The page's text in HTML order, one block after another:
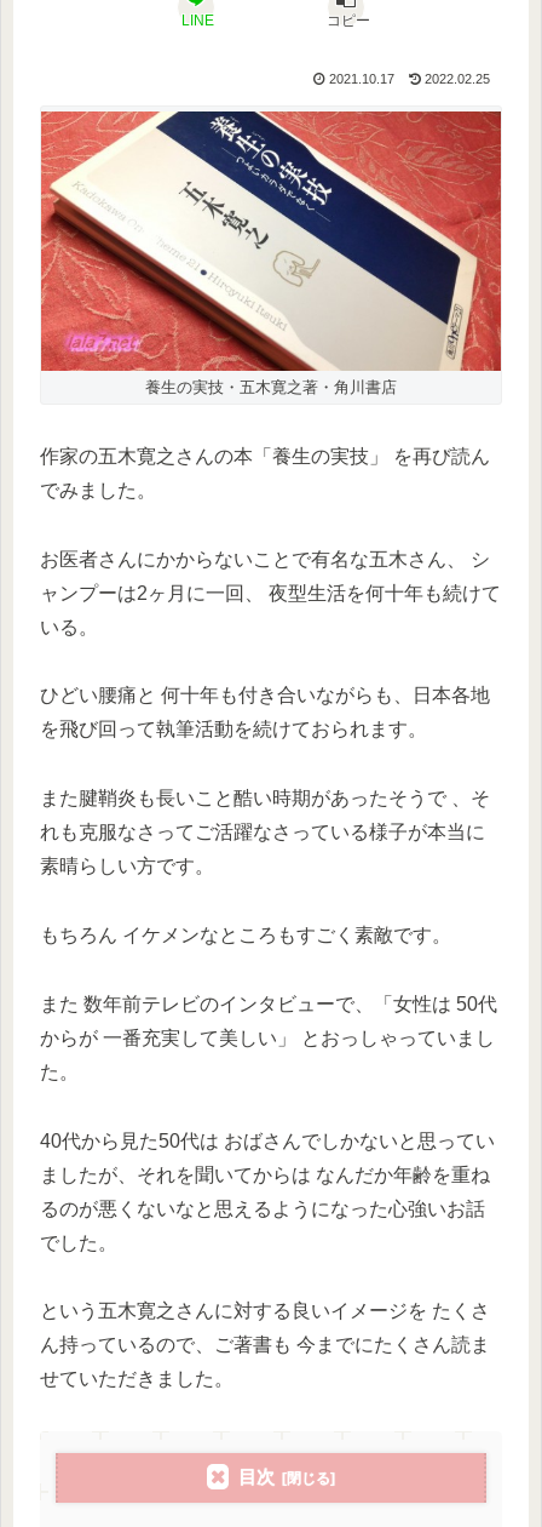
LINE コピー
2021.10.17 2022.02.25
養生の実技・五木寛之著・角川書店
作家の五木寛之さんの本「養生の実技」 を再び読ん
でみました。
お医者さんにかからないことで有名な五木さん、 シ
ャンプーは2ヶ月に一回、 夜型生活を何十年も続けて
いる。
ひどい腰痛と 何十年も付き合いながらも、日本各地
を飛び回って執筆活動を続けておられます。
また腱鞘炎も長いこと酷い時期があったそうで 、そ
れも克服なさってご活躍なさっている様子が本当に
素晴らしい方です。
もちろん イケメンなところもすごく素敵です。
また 数年前テレビのインタビューで、「女性は 50代
からが 一番充実して美しい」 とおっしゃっていまし
た。
40代から見た50代は おばさんでしかないと思ってい
ましたが、それを聞いてからは なんだか年齢を重ね
るのが悪くないなと思えるようになった心強いお話
でした。
という五木寛之さんに対する良いイメージを たくさ
ん持っているので、ご著書も 今までにたくさん読ま
せていただきました。
目次